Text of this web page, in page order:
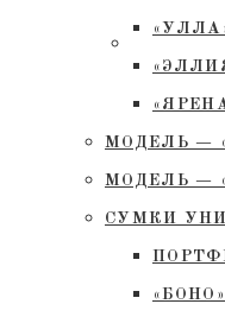
МОДЕЛЬ —
МОДЕЛЬ —
СУМКИ
«БОНО»